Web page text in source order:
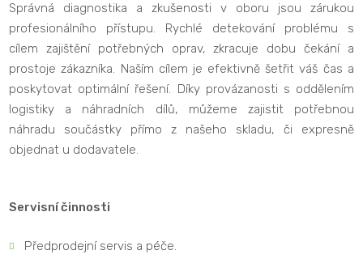
Správná diagnostika a zkušenosti v oboru jsou zárukou
profesionálního přístupu. Rychlé detekování problému s
cílem zajištění potřebných oprav, zkracuje dobu čekání a
prostoje zákazníka. Naším cílem je efektivně šetřit váš čas a
poskytovat optimální řešení. Díky provázanosti s oddělením
logistiky a náhradních dílů, můžeme zajistit potřebnou
náhradu součástky přímo z našeho skladu, či expresně
objednat u dodavatele.
Servisní činnosti
Předprodejní servis a péče.